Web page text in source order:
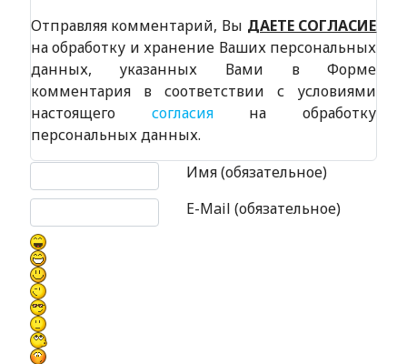
Отправляя комментарий, Вы ДАЕТЕ СОГЛАСИЕ
на обработку и хранение Ваших персональных
данных, указанных Вами в Форме
комментария в соответствии с условиями
настоящего согласияна обработку
персональных данных.
Имя (обязательное)
E-Mail (обязательное)
Текст комментария